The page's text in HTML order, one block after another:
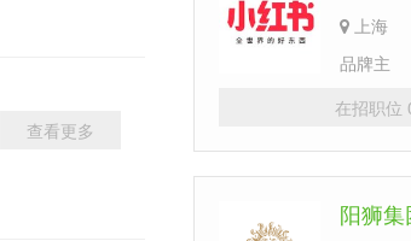
查看更多
上海
品牌主
在招职位
阳狮集